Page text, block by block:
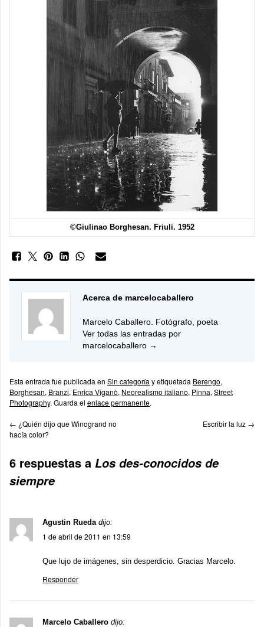
©Giulinao Borghesan. Friuli. 1952
Acerca de marcelocaballero
Marcelo Caballero. Fotógrafo, poeta
Ver todas las entradas por
marcelocaballero →
Esta entrada fue publicada en Sin categoría y etiquetada Berengo,
Borghesan, Branzi, Enrica Viganò, Neorealismo italiano, Pinna, Street
Photography. Guarda el enlace permanente.
← ¿Quién dijo que Winogrand no
hacía color?
Escribir la luz →
6 respuestas a Los des-conocidos de
siempre
Agustin Rueda dijo:
1 de abril de 2011 en 13:59
Que lujo de imágenes, sin desperdicio. Gracias Marcelo.
Responder
Marcelo Caballero dijo: